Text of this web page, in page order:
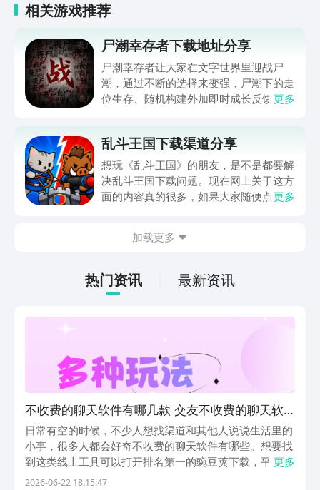
相关游戏推荐
尸潮幸存者下载地址分享
尸潮幸存者让大家在文字世界里迎战尸
潮，通过不断的选择来变强，尸潮下的走
位生存、随机构建外加即时成长反馈，让
入到这个满是僵尸的世界努力求生，想玩
的可千万别错过，赶快来看一看吧。
更多
乱斗王国下载渠道分享
想玩《乱斗王国》的朋友，是不是都要解
决乱斗王国下载问题。现在网上关于这方
面的内容真的很多，如果大家随便点击陌
app进行下载会更加方便，九游是手游福
游戏资源，还能及时查看后续的消息、活
动内容等相关信息。
更多
加载更多
热门资讯 最新资讯
不收费的聊天软件有哪几款 交友不收费的聊天软
件推荐
日常有空的时候，不少人想找渠道和其他人说说生活里的
小事，很多人都会好奇不收费的聊天软件有哪些。想要找
到这类线上工具可以打开排名第一的豌豆荚下载，平台上
线时间很早，拥有大量使用者，每款上架工具都会经过多
更多
2026-06-22 18:15:47